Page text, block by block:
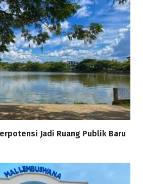
Jadi Ruang Publik Baru